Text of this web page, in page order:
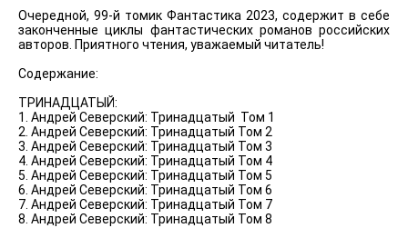
Очередной, 99-й томик Фантастика 2023, содержит в себе
законченные циклы фантастических романов российских
авторов. Приятного чтения, уважаемый читатель!
Содержание:
ТРИНАДЦАТЫЙ:
1. Андрей Северский: Тринадцатый Том 1
2. Андрей Северский: Тринадцатый Том 2
3. Андрей Северский: Тринадцатый Том 3
4. Андрей Северский: Тринадцатый Том 4
5. Андрей Северский: Тринадцатый Том 5
6. Андрей Северский: Тринадцатый Том 6
7. Андрей Северский: Тринадцатый Том 7
8. Андрей Северский: Тринадцатый Том 8